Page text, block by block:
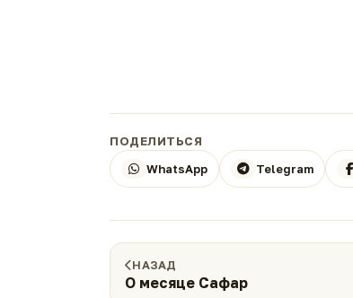
ПОДЕЛИТЬСЯ
WhatsApp
Telegram
НАЗАД
О месяце Сафар